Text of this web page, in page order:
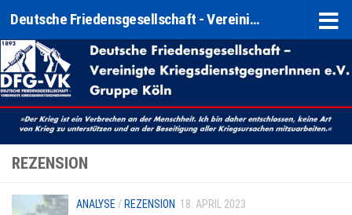
Zum Inhalt springen Deutsche Friedensgesellschaft - Vereinigte KriegsdienstgegnerInnen e. V. (DFG-VK) Gruppe Köln
REZENSION
ANALYSE / REZENSION 18. APRIL 2023